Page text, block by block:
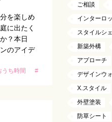
を楽しめ
に出たく
？本日
のアイデ
うち時間
#
ご相談
インターロ
スタイルシ
新築外構
アプローチ
デザインウ
X.スタイル
外壁塗装
防草シート